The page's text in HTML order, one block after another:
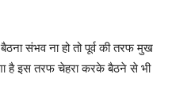
संभव ना हो तो पूर्व की तरफ मुख
है इस तरफ चेहरा करके बैठने से भी